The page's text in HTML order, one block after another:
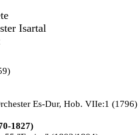
Isartal
Es-Dur, Hob. VIIe:1 (1796)
1827)